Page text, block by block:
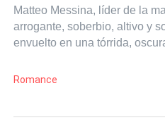
Matteo Messina, líder de la
arrogante, soberbio, altivo y
envuelto en una tórrida,
negros son el origen de una
congela la sangre en las
Romance